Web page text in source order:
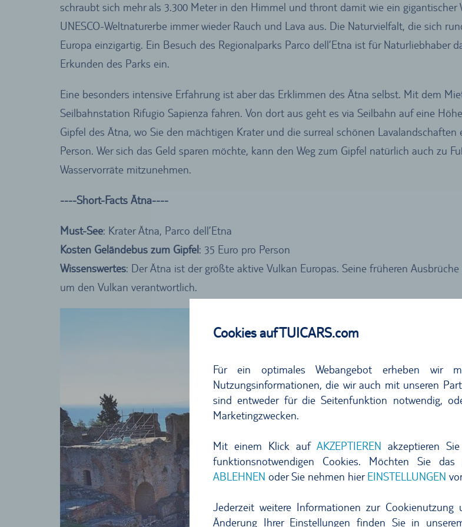
Cookies auf TUICARS.com
Für ein optimales Webangebot erheben wir
Nutzungsinformationen, die wir auch mit unseren
sind entweder für die Seitenfunktion notwendig,
Marketingzwecken.
Mit einem Klick auf AKZEPTIEREN akzeptieren
funktionsnotwendigen Cookies. Möchten Sie
ABLEHNEN oder Sie nehmen hierEINSTELLUNGEN
Jederzeit weitere Informationen zur
Änderung Ihrer Einstellungen finden Sie in
schraubt sich mehr als 3.300 Meter in den Himmel und thront damit wie ein
UNESCO-Weltnaturerbe immer wieder Rauch und Lava aus. Die Naturvielfalt, die sich
Europa einzigartig. Ein Besuch des Regionalparks Parco dell’Etna ist für Naturliebhaber
Erkunden des Parks ein.
Eine besonders intensive Erfahrung ist aber das Erklimmen des Ätna selbst. Mit dem
Seilbahnstation Rifugio Sapienza fahren. Von dort aus geht es via Seilbahn auf eine
Gipfel des Ätna, wo Sie den mächtigen Krater und die surreal schönen
Person. Wer sich das Geld sparen möchte, kann den Weg zum Gipfel natürlich auch zu
Wasservorräte mitzunehmen.
----Short-Facts Ätna----
Must-See: Krater Ätna, Parco dell’Etna
Kosten Geländebus zum Gipfel: 35 Euro pro Person
Wissenswertes: Der Ätna ist der größte aktive Vulkan Europas. Seine früheren
um den Vulkan verantwortlich.